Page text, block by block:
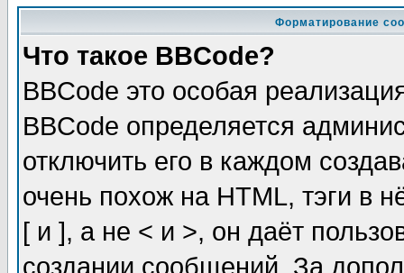
Форматирование
Что такое BBCode?
BBCode это особая
BBCode определяется
отключить его в каждом
очень похож на HTML, тэги в
[ и ], а не < и >, он даёт
создании сообщений. За